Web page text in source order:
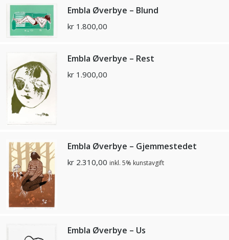
Embla Øverbye – Blund
kr 1.800,00
Embla Øverbye – Rest
kr 1.900,00
Embla Øverbye – Gjemmestedet
kr 2.310,00 inkl. 5% kunstavgift
Embla Øverbye – Us